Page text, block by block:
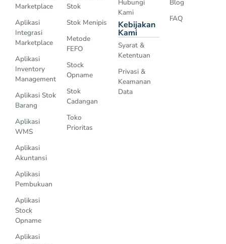
Marketplace
Aplikasi
Integrasi
Marketplace
Aplikasi
Inventory
Management
Aplikasi Stok
Barang
Aplikasi
WMS
Aplikasi
Akuntansi
Aplikasi
Pembukuan
Aplikasi
Stock
Opname
Aplikasi
Stok
Stok Menipis
Metode
FEFO
Stock
Opname
Stok
Cadangan
Toko
Prioritas
Hubungi
Kami
Kebijakan
Kami
Syarat &
Ketentuan
Privasi &
Keamanan
Data
Blog
FAQ